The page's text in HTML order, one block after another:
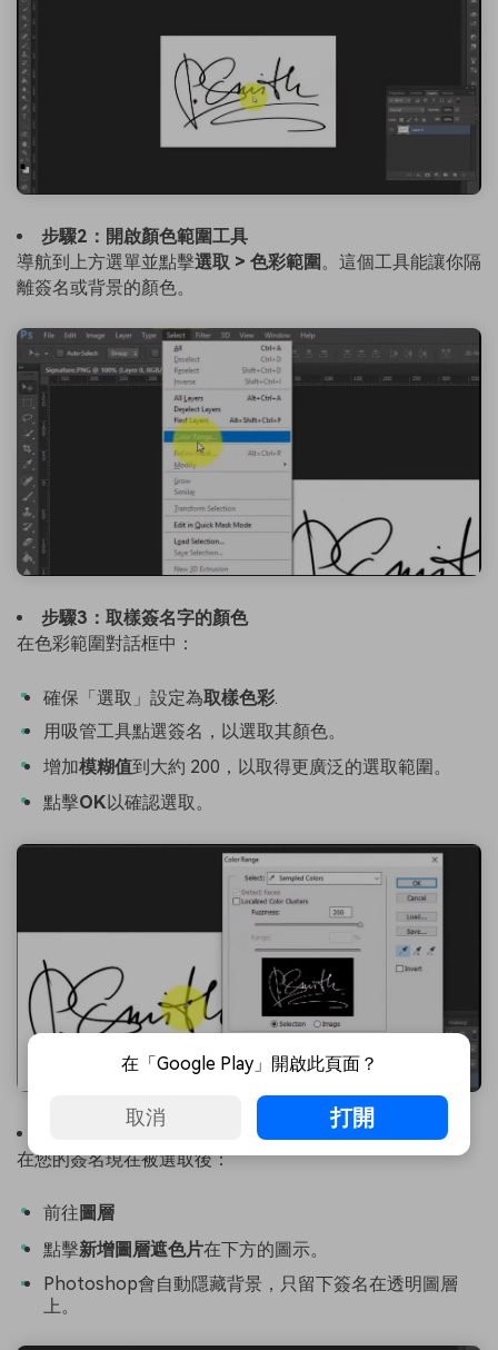
步驟2：開啟顏色範圍工具
導航到上方選單並點擊選取 > 色彩範圍。這個工具能讓你隔
離簽名或背景的顏色。
步驟3：取樣簽名字的顏色
在色彩範圍對話框中：
確保「選取」設定為取樣色彩.
用吸管工具點選簽名，以選取其顏色。
增加模糊值到大約 200，以取得更廣泛的選取範圍。
點擊OK以確認選取。
步驟 4：新增圖層遮色片
在您的簽名現在被選取後：
前往 圖層
點擊新增圖層遮色片在下方的圖示。
Photoshop會自動隱藏背景，只留下簽名在透明圖層
上。
在「Google Play」開啟此頁面？
取消 打開